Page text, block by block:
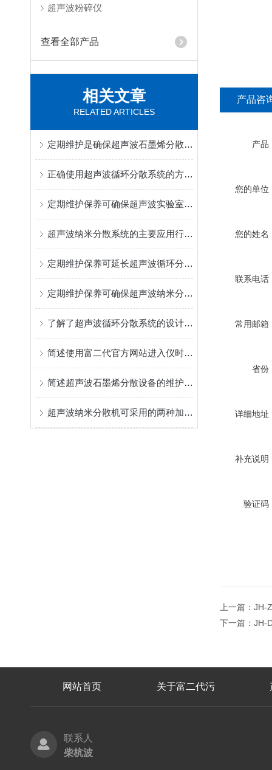
超声波粉碎仪
查看全部产品
相关文章
RELATED ARTICLES
定期维护是确保超声波石墨烯分散设备长期稳定运行的关键
正确使用超声波循环分散系统的方法介绍
定期维护保养可确保超声波实验室分散设备的正常运行
超声波纳米分散系统的主要应用行业介绍
定期维护保养可延长超声波循环分散系统的使用寿命
定期维护保养可确保超声波纳米分散系统的正常运行
了解了超声波循环分散系统的设计原理才能更好的使用它
简述使用富二代官方网站进入仪时所会遇到的常见问题及解决方法
简述超声波石墨烯分散设备的维护保养方法
超声波纳米分散机可采用的两种加热方式特点介绍
产品咨
产品
您的单位
您的姓名
联系电话
常用邮箱
省份
详细地址
补充说明
验证码
上一篇： JH-
下一篇： JH-
网站首页 关于富二代污
联系人
柴杭波